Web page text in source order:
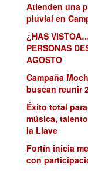
Atienden una
pluvial en
¿HAS
PERSONAS
AGOSTO
Campaña
buscan reunir
Éxito total
música,
la Llave
Fortín inicia
con